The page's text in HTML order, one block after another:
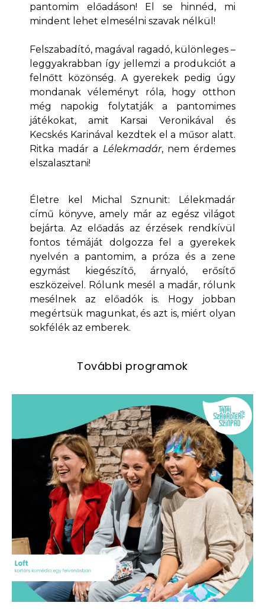
pantomim előadáson! El se hinnéd, mi
mindent lehet elmesélni szavak nélkül!
Felszabadító, magával ragadó, különleges –
leggyakrabban így jellemzi a produkciót a
felnőtt közönség. A gyerekek pedig úgy
mondanak véleményt róla, hogy otthon
még napokig folytatják a pantomimes
játékokat, amit Karsai Veronikával és
Kecskés Karinával kezdtek el a műsor alatt.
Ritka madár a Lélekmadár, nem érdemes
elszalasztani!
Életre kel Michal Sznunit: Lélekmadár
című könyve, amely már az egész világot
bejárta. Az előadás az érzések rendkívül
fontos témáját dolgozza fel a gyerekek
nyelvén a pantomim, a próza és a zene
egymást kiegészítő, árnyaló, erősítő
eszközeivel. Rólunk mesél a madár, rólunk
mesélnek az előadók is. Hogy jobban
megértsük magunkat, és azt is, miért olyan
sokfélék az emberek.
További programok